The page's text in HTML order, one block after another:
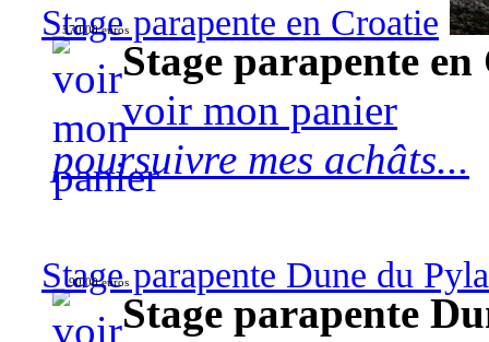
Stage parapente en Croatie
570,00 euros
Stage parapente
voir mon panier
poursuivre mes achâts...
Stage parapente Dune du
90,00 euros
Stage parapente